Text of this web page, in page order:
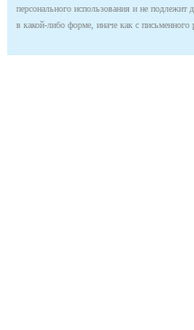
персонального использования и не
в какой-либо форме, иначе как с письменного